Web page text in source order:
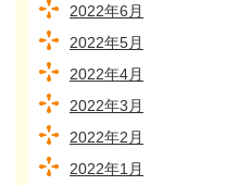
2022年6月
2022年5月
2022年4月
2022年3月
2022年2月
2022年1月